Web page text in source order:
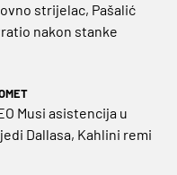
strijelac, Pašalić
nakon stanke
Musi asistencija u
Dallasa, Kahlini remi